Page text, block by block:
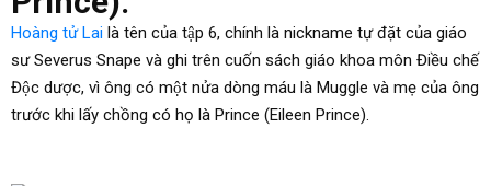
Hoàng tử Lai là tên của tập 6, chính là nickname tự đặt của giáo
sư Severus Snape và ghi trên cuốn sách giáo khoa môn Điều chế
Độc dược, vì ông có một nửa dòng máu là Muggle và mẹ của ông
trước khi lấy chồng có họ là Prince (Eileen Prince).